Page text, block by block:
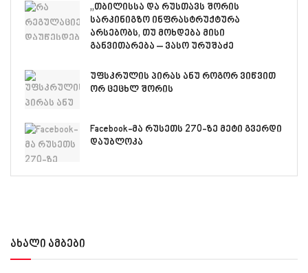
„თბილისსა და რუსთავს შორის
სარკინიგზო ინფრასტრუქტურა
არსებობს, თუ მოხდება მისი
განვითარება – ვასო ურუშაძე
უფსკრულის პირას ანუ როგორ ვიწვით
ორ ცეცხლ შორის
Facebook-მა რუსეთს 270-ზე მეტი გვერდი
დაუბლოკა
ახალი ამბები